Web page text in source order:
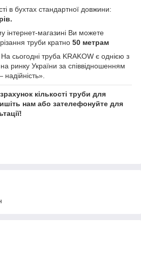
в бухтах стандартної довжини:
інтернет-магазині Ви можете
труби кратно 50 метрам
На сьогодні труба KRAKOW є однією з
ринку України за співвідношенням
кількості труби для
нам або зателефонуйте для